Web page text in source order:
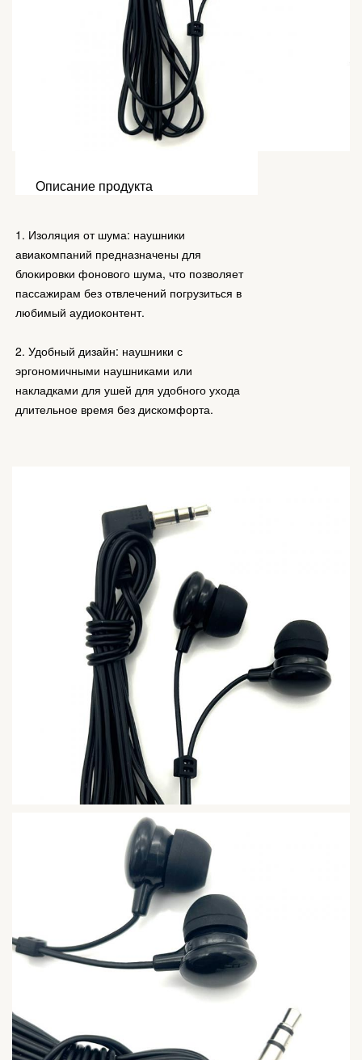
Описание продукта
1. Изоляция от шума: наушники
авиакомпаний предназначены для
блокировки фонового шума, что позволяет
пассажирам без отвлечений погрузиться в
любимый аудиоконтент.
2. Удобный дизайн: наушники с
эргономичными наушниками или
накладками для ушей для удобного ухода
длительное время без дискомфорта.